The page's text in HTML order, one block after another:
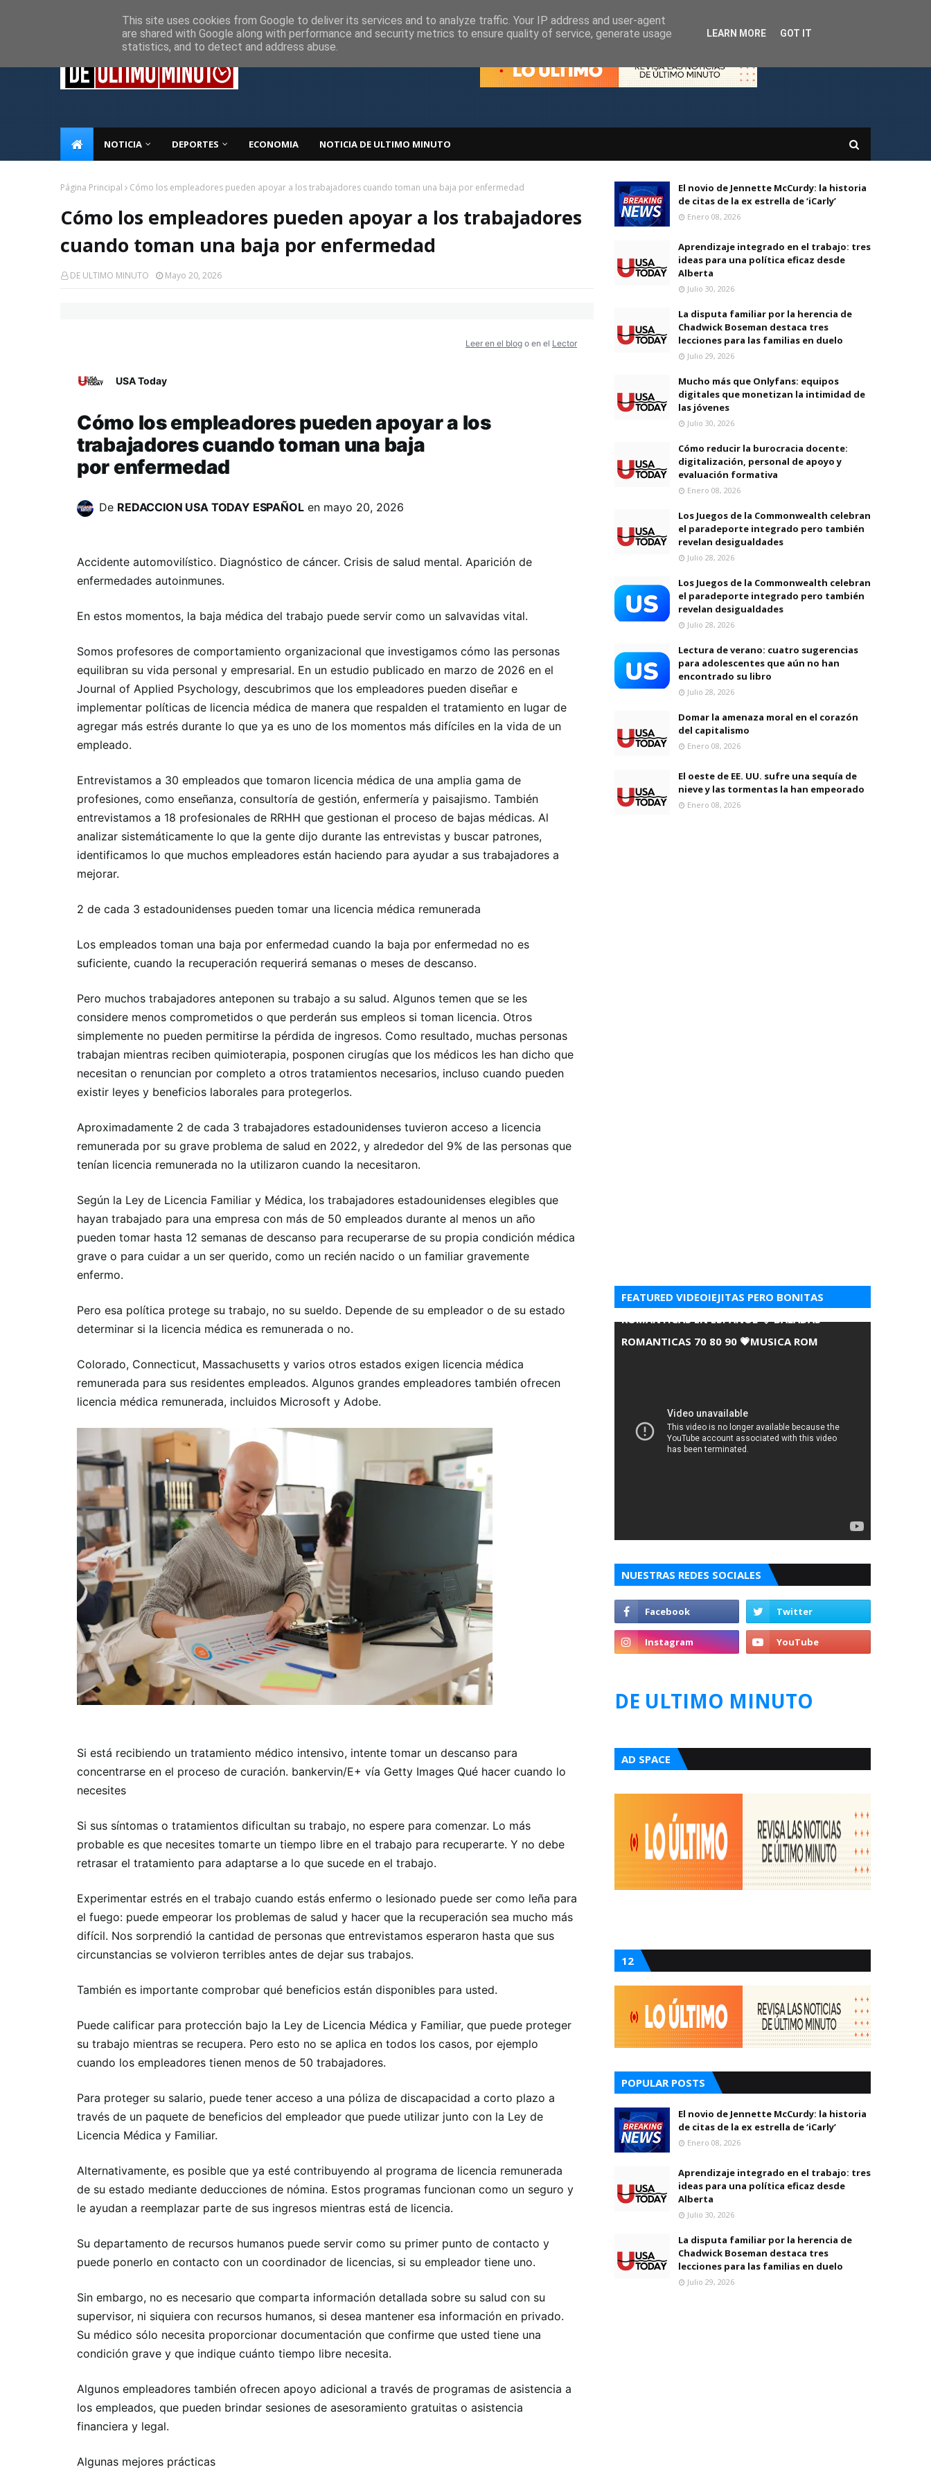
NOTICIA DEPORTES ECONOMIA NOTICIA DE ULTIMO MINUTO
Página Principal Cómo los empleadores pueden apoyar a los trabajadores cuando toman una baja por enfermedad
Cómo los empleadores pueden apoyar a los trabajadores
cuando toman una baja por enfermedad
DE ULTIMO MINUTO Mayo 20, 2026
Leer en el blog o en el Lector
USA Today
Cómo los empleadores pueden apoyar a los
trabajadores cuando toman una baja
por enfermedad
De REDACCION USA TODAY ESPAÑOLen mayo 20, 2026
Accidente automovilístico. Diagnóstico de cáncer. Crisis de salud mental. Aparición de
enfermedades autoinmunes.
En estos momentos, la baja médica del trabajo puede servir como un salvavidas vital.
Somos profesores de comportamiento organizacional que investigamos cómo las personas
equilibran su vida personal y empresarial. En un estudio publicado en marzo de 2026 en el
Journal of Applied Psychology, descubrimos que los empleadores pueden diseñar e
implementar políticas de licencia médica de manera que respalden el tratamiento en lugar de
agregar más estrés durante lo que ya es uno de los momentos más difíciles en la vida de un
empleado.
Entrevistamos a 30 empleados que tomaron licencia médica de una amplia gama de
profesiones, como enseñanza, consultoría de gestión, enfermería y paisajismo. También
entrevistamos a 18 profesionales de RRHH que gestionan el proceso de bajas médicas. Al
analizar sistemáticamente lo que la gente dijo durante las entrevistas y buscar patrones,
identificamos lo que muchos empleadores están haciendo para ayudar a sus trabajadores a
mejorar.
2 de cada 3 estadounidenses pueden tomar una licencia médica remunerada
Los empleados toman una baja por enfermedad cuando la baja por enfermedad no es
suficiente, cuando la recuperación requerirá semanas o meses de descanso.
Pero muchos trabajadores anteponen su trabajo a su salud. Algunos temen que se les
considere menos comprometidos o que perderán sus empleos si toman licencia. Otros
simplemente no pueden permitirse la pérdida de ingresos. Como resultado, muchas personas
trabajan mientras reciben quimioterapia, posponen cirugías que los médicos les han dicho que
necesitan o renuncian por completo a otros tratamientos necesarios, incluso cuando pueden
existir leyes y beneficios laborales para protegerlos.
Aproximadamente 2 de cada 3 trabajadores estadounidenses tuvieron acceso a licencia
remunerada por su grave problema de salud en 2022, y alrededor del 9% de las personas que
tenían licencia remunerada no la utilizaron cuando la necesitaron.
Según la Ley de Licencia Familiar y Médica, los trabajadores estadounidenses elegibles que
hayan trabajado para una empresa con más de 50 empleados durante al menos un año
pueden tomar hasta 12 semanas de descanso para recuperarse de su propia condición médica
grave o para cuidar a un ser querido, como un recién nacido o un familiar gravemente
enfermo.
Pero esa política protege su trabajo, no su sueldo. Depende de su empleador o de su estado
determinar si la licencia médica es remunerada o no.
Colorado, Connecticut, Massachusetts y varios otros estados exigen licencia médica
remunerada para sus residentes empleados. Algunos grandes empleadores también ofrecen
licencia médica remunerada, incluidos Microsoft y Adobe.
Si está recibiendo un tratamiento médico intensivo, intente tomar un descanso para
concentrarse en el proceso de curación. bankervin/E+ vía Getty Images Qué hacer cuando lo
necesites
Si sus síntomas o tratamientos dificultan su trabajo, no espere para comenzar. Lo más
probable es que necesites tomarte un tiempo libre en el trabajo para recuperarte. Y no debe
retrasar el tratamiento para adaptarse a lo que sucede en el trabajo.
Experimentar estrés en el trabajo cuando estás enfermo o lesionado puede ser como leña para
el fuego: puede empeorar los problemas de salud y hacer que la recuperación sea mucho más
difícil. Nos sorprendió la cantidad de personas que entrevistamos esperaron hasta que sus
circunstancias se volvieron terribles antes de dejar sus trabajos.
También es importante comprobar qué beneficios están disponibles para usted.
Puede calificar para protección bajo la Ley de Licencia Médica y Familiar, que puede proteger
su trabajo mientras se recupera. Pero esto no se aplica en todos los casos, por ejemplo
cuando los empleadores tienen menos de 50 trabajadores.
Para proteger su salario, puede tener acceso a una póliza de discapacidad a corto plazo a
través de un paquete de beneficios del empleador que puede utilizar junto con la Ley de
Licencia Médica y Familiar.
Alternativamente, es posible que ya esté contribuyendo al programa de licencia remunerada
de su estado mediante deducciones de nómina. Estos programas funcionan como un seguro y
le ayudan a reemplazar parte de sus ingresos mientras está de licencia.
Su departamento de recursos humanos puede servir como su primer punto de contacto y
puede ponerlo en contacto con un coordinador de licencias, si su empleador tiene uno.
Sin embargo, no es necesario que comparta información detallada sobre su salud con su
supervisor, ni siquiera con recursos humanos, si desea mantener esa información en privado.
Su médico sólo necesita proporcionar documentación que confirme que usted tiene una
condición grave y que indique cuánto tiempo libre necesita.
Algunos empleadores también ofrecen apoyo adicional a través de programas de asistencia a
los empleados, que pueden brindar sesiones de asesoramiento gratuitas o asistencia
financiera y legal.
Algunas mejores prácticas
El novio de Jennette McCurdy: la historia
de citas de la ex estrella de ‘iCarly’
Enero 08, 2026
Aprendizaje integrado en el trabajo: tres
ideas para una política eficaz desde
Alberta
Julio 30, 2026
La disputa familiar por la herencia de
Chadwick Boseman destaca tres
lecciones para las familias en duelo
Julio 29, 2026
Mucho más que Onlyfans: equipos
digitales que monetizan la intimidad de
las jóvenes
Julio 30, 2026
Cómo reducir la burocracia docente:
digitalización, personal de apoyo y
evaluación formativa
Enero 08, 2026
Los Juegos de la Commonwealth celebran
el paradeporte integrado pero también
revelan desigualdades
Julio 28, 2026
Los Juegos de la Commonwealth celebran
el paradeporte integrado pero también
revelan desigualdades
Julio 28, 2026
Lectura de verano: cuatro sugerencias
para adolescentes que aún no han
encontrado su libro
Julio 28, 2026
Domar la amenaza moral en el corazón
del capitalismo
Enero 08, 2026
El oeste de EE. UU. sufre una sequía de
nieve y las tormentas la han empeorado
Enero 08, 2026
FEATURED VIDEOIEJITAS PERO BONITAS
ROMANTICAS EN ESPANOL 💘 BALADAS
ROMANTICAS 70 80 90 💗MUSICA ROM
NUESTRAS REDES SOCIALES
DE ULTIMO MINUTO
AD SPACE
12
POPULAR POSTS
El novio de Jennette McCurdy: la historia
de citas de la ex estrella de ‘iCarly’
Enero 08, 2026
Aprendizaje integrado en el trabajo: tres
ideas para una política eficaz desde
Alberta
Julio 30, 2026
La disputa familiar por la herencia de
Chadwick Boseman destaca tres
lecciones para las familias en duelo
Julio 29, 2026
This site uses cookies from Google to deliver its services and to analyze traffic. Your IP address and user-agent
are shared with Google along with performance and security metrics to ensure quality of service, generate usage
statistics, and to detect and address abuse.
LEARN MORE GOT IT